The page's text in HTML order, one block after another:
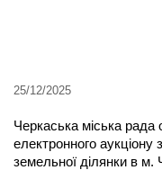
25/12/2025
Черкаська міська рада
електронного аукціону
земельної ділянки в м.